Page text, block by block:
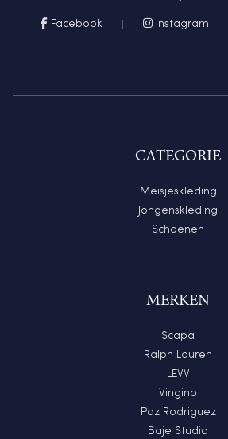
Facebook Instagram
CATEGORIE
Meisjeskleding
Jongenskleding
Schoenen
MERKEN
Scapa
Ralph Lauren
LEVV
Vingino
Paz Rodriguez
Baje Studio